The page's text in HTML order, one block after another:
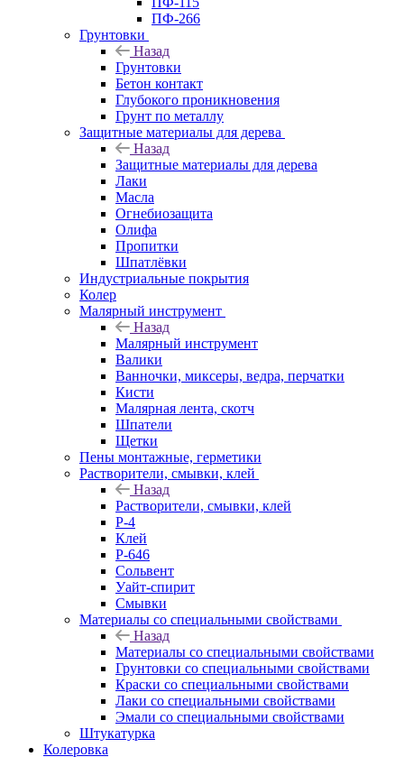
ПФ-266
Грунтовки
Назад
Грунтовки
Бетон контакт
Глубокого проникновения
Грунт по металлу
Защитные материалы для дерева
Назад
Защитные материалы для дерева
Лаки
Масла
Огнебиозащита
Олифа
Пропитки
Шпатлёвки
Индустриальные покрытия
Колер
Малярный инструмент
Назад
Малярный инструмент
Валики
Ванночки, миксеры, ведра, перчатки
Кисти
Малярная лента, скотч
Шпатели
Щетки
Пены монтажные, герметики
Растворители, смывки, клей
Назад
Растворители, смывки, клей
Р-4
Клей
Р-646
Сольвент
Уайт-спирит
Смывки
Материалы со специальными свойствами
Назад
Материалы со специальными свойствами
Грунтовки со специальными свойствами
Краски со специальными свойствами
Лаки со специальными свойствами
Эмали со специальными свойствами
Штукатурка
Колеровка